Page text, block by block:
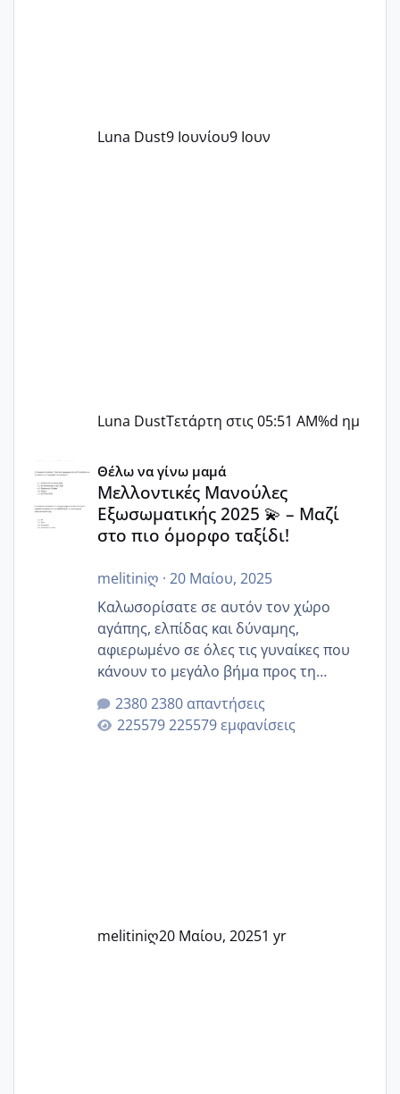
Luna Dust9 Ιουνίου9 Ιουν
Luna DustΤετάρτη στις 05:51 AM%d ημ
Μελλοντικές Μανούλες Εξωσωματικής 2025 💫 – Μαζί
Θέλω να γίνω μαμά
Μελλοντικές Μανούλες
Εξωσωματικής 2025 💫 – Μαζί
στο πιο όμορφο ταξίδι!
melitiniღ · 20 Μαίου, 2025
Καλωσορίσατε σε αυτόν τον χώρο
αγάπης, ελπίδας και δύναμης,
αφιερωμένο σε όλες τις γυναίκες που
κάνουν το μεγάλο βήμα προς τη
μητρότητα μέσω εξωσωματικής το 2025.
Εδώ θα μοιραστούμε αγωνίες, χαρές,
εμπειρίες και κάθε μικρή ή μεγάλη
2380 απαντήσεις
225579 εμφανίσεις
melitiniღ20 Μαίου, 20251 yr